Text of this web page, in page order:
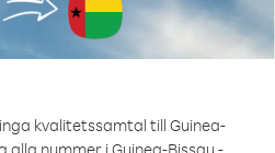
kvalitetssamtal till Guinea-